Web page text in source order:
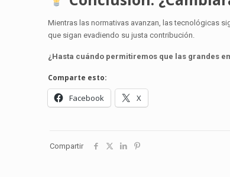
Mientras las normativas avanzan, las tecnológicas
que sigan evadiendo su justa contribución.
¿Hasta cuándo permitiremos que las grandes
Comparte esto:
Facebook X
Compartir